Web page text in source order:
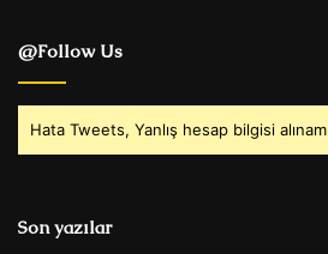
@Follow Us
Hata Tweets, Yanlış hesap bilgisi
Son yazılar